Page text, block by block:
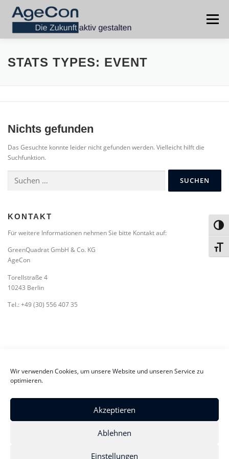
Wir verwenden Cookies, um unsere Website und unseren Service zu
optimieren.
Akzeptieren
Ablehnen
Einstellungen
Inhalt
springen
Menü
HOME DEMOGRAFIE PERSONAL
DATENSCHUTZ
STATS TYPES: EVENT
Nichts gefunden
Das Gesuchte konnte leider nicht gefunden werden. Vielleicht hilft die
Suchfunktion.
nach:
KONTAKT
Für weitere Informationen nehmen Sie bitte Kontakt auf:
GreenQuadrat GmbH & Co. KG
AgeCon
Torellstraße 4
10243 Berlin
Tel.: +49 (30) 556 407 35